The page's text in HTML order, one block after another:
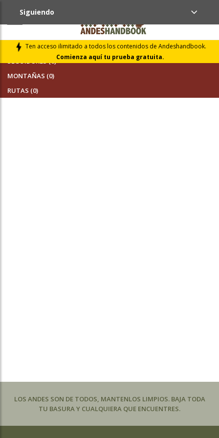
Ten acceso ilimitado a todos los contenidos de Andeshandbook.
Comienza aquí tu prueba gratuita.
Siguiendo
SEGUIDORES (0)
MONTAÑAS (0)
RUTAS (0)
LOS ANDES SON DE TODOS, MANTENLOS LIMPIOS. BAJA TODA
TU BASURA Y CUALQUIERA QUE ENCUENTRES.